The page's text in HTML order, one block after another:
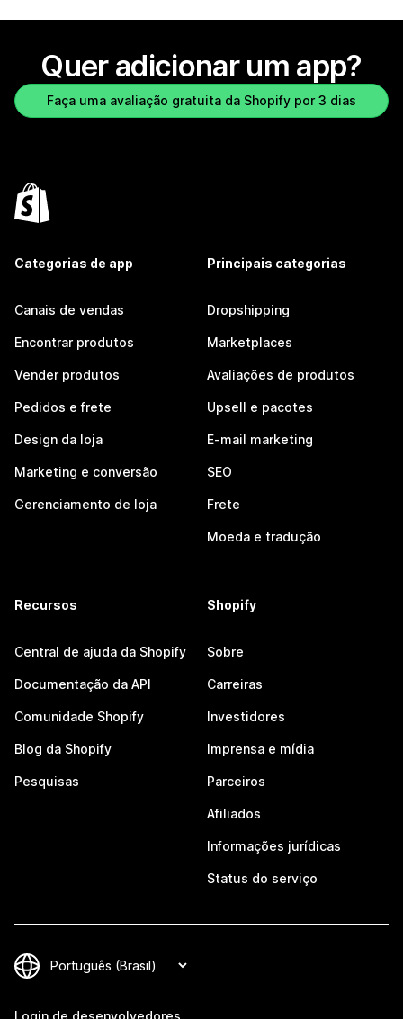
Quer adicionar um app?
Faça uma avaliação gratuita da Shopify por 3 dias
Categorias de app
Canais de vendas
Encontrar produtos
Vender produtos
Pedidos e frete
Design da loja
Marketing e conversão
Gerenciamento de loja
Principais categorias
Dropshipping
Marketplaces
Avaliações de produtos
Upsell e pacotes
E-mail marketing
SEO
Frete
Moeda e tradução
Recursos
Central de ajuda da Shopify
Documentação da API
Comunidade Shopify
Blog da Shopify
Pesquisas
Shopify
Sobre
Carreiras
Investidores
Imprensa e mídia
Parceiros
Afiliados
Informações jurídicas
Status do serviço